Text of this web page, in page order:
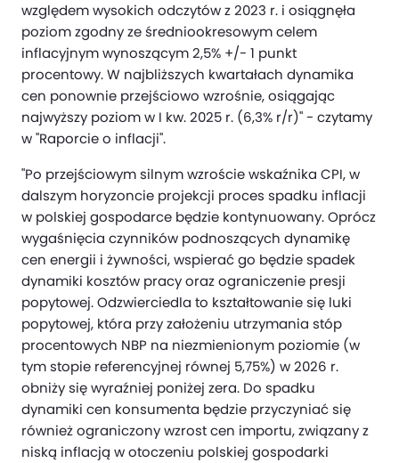
względem wysokich odczytów z 2023 r. i osiągnęła
poziom zgodny ze średniookresowym celem
inflacyjnym wynoszącym 2,5% +/- 1 punkt
procentowy. W najbliższych kwartałach dynamika
cen ponownie przejściowo wzrośnie, osiągając
najwyższy poziom w I kw. 2025 r. (6,3% r/r)" - czytamy
w "Raporcie o inflacji".
"Po przejściowym silnym wzroście wskaźnika CPI, w
dalszym horyzoncie projekcji proces spadku inflacji
w polskiej gospodarce będzie kontynuowany. Oprócz
wygaśnięcia czynników podnoszących dynamikę
cen energii i żywności, wspierać go będzie spadek
dynamiki kosztów pracy oraz ograniczenie presji
popytowej. Odzwierciedla to kształtowanie się luki
popytowej, która przy założeniu utrzymania stóp
procentowych NBP na niezmienionym poziomie (w
tym stopie referencyjnej równej 5,75%) w 2026 r.
obniży się wyraźniej poniżej zera. Do spadku
dynamiki cen konsumenta będzie przyczyniać się
również ograniczony wzrost cen importu, związany z
niską inflacją w otoczeniu polskiej gospodarki